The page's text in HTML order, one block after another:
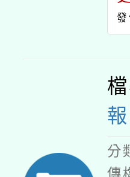
報
分
傳